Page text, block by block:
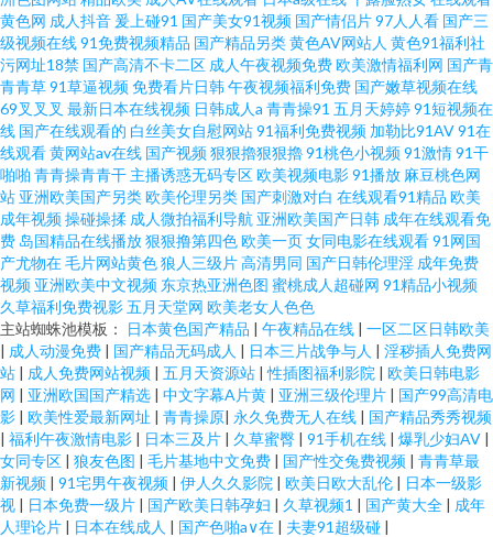
黄色网 成人抖音 爰上碰91 国产美女91视频 国产情侣片97人人看 国产三
级视频在线91免费视频精品 国产精品另类黄色AV网站人 黄色91福利社
污网址18禁 国产高清不卡二区 成人午夜视频免费欧美激情福利网 国产青
青青草91草逼视频免费看片日韩午夜视频福利免费 国产嫩草视频在线
69叉叉叉 最新日本在线视频 日韩成人a 青青操91 五月天婷婷91短视频在
线 国产在线观看的 白丝美女自慰网站91福利免费视频 加勒比91AV91在
线观看黄网站av在线 国产视频狠狠擼狠狠擼91桃色小视频91激情91干
啪啪 青青操青青干 主播诱惑无码专区欧美视频电影91播放 麻豆桃色网
站 亚洲欧美国产另类欧美伦理另类 国产刺激对白 在线观看91精品 欧美
成年视频操碰操揉 成人微拍福利导航 亚洲欧美国产日韩 成年在线观看免
费 岛国精品在线播放狠狠撸第四色欧美一页女同电影在线观看91网国
产尤物在毛片网站黄色狼人三级片高清男同 国产日韩伦理淫 成年免费
视频 亚洲欧美中文视频 东京热亚洲色图 蜜桃成人超碰网 91精品小视频
久草福利免费视影五月天堂网 欧美老女人色色
主站蜘蛛池模板：
日本黄色国产精品 | 午夜精品在线 | 一区二区日韩欧美
| 成人动漫免费 | 国产精品无码成人 | 日本三片战争与人 | 淫秽插人免费网
站 | 成人免费网站视频 | 五月天资源站 |性插图福利影院 | 欧美日韩电影
网 | 亚洲欧国国产精选 | 中文字幕A片黄 | 亚洲三级伦理片 | 国产99高清电
影 | 欧美性爱最新网址 | 青青操原| 永久免费无人在线 | 国产精品秀秀视频
| 福利午夜激情电影 | 日本三及片 | 久草蜜臀 | 91手机在线 | 爆乳少妇AV |
女同专区 | 狼友色图 | 毛片基地中文免费 | 国产性交兔费视频 | 青青草最
新视频 | 91宅男午夜视频 | 伊人久久影院 | 欧美日欧大乱伦 | 日本一级影
视 | 日本免费一级片 | 国产欧美日韩孕妇 | 久草视频1 | 国产黄大全 | 成年
人理论片 | 日本在线成人 | 国产色啪a∨在 | 夫妻91超级碰 |